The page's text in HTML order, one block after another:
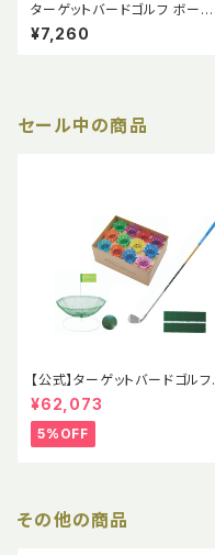
ターゲットバードゴルフ ボール
【公式球】パステルカラー12個セ
ット(箱入り) 競技用ボール
¥7,260
セール中の商品
【公式】ターゲットバードゴルフ
ポータブルホール スターター
セット
¥62,073
5%OFF
その他の商品